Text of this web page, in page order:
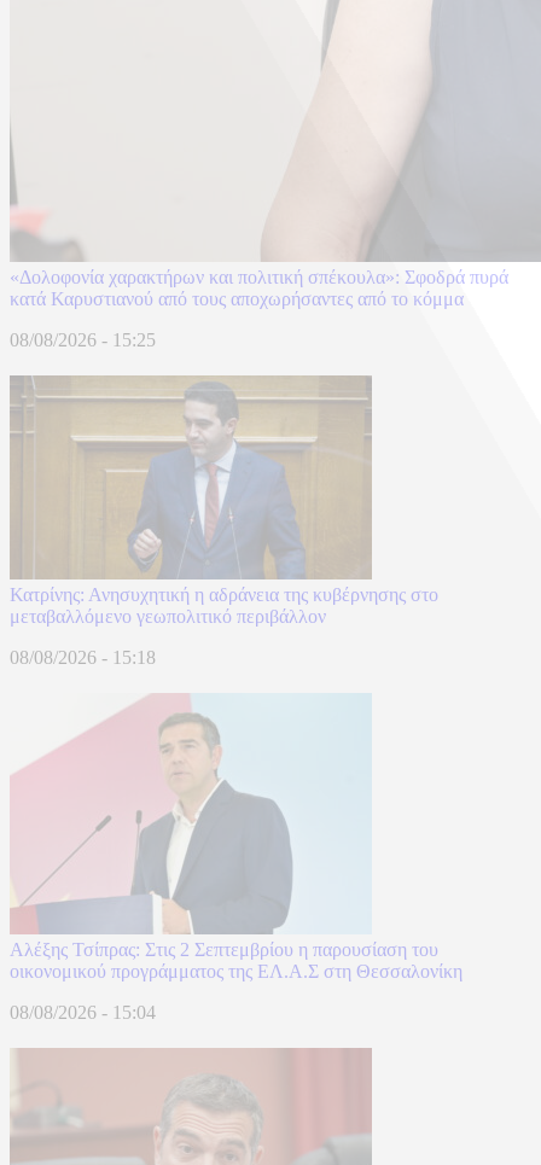
«Δολοφονία χαρακτήρων και πολιτική σπέκουλα»: Σφοδρά πυρά
κατά Καρυστιανού από τους αποχωρήσαντες από το κόμμα
08/08/2026 - 15:25
Κατρίνης: Ανησυχητική η αδράνεια της κυβέρνησης στο
μεταβαλλόμενο γεωπολιτικό περιβάλλον
08/08/2026 - 15:18
Αλέξης Τσίπρας: Στις 2 Σεπτεμβρίου η παρουσίαση του
οικονομικού προγράμματος της ΕΛ.Α.Σ στη Θεσσαλονίκη
08/08/2026 - 15:04